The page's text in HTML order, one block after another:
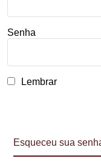
Senha
Lembrar
Esqueceu sua